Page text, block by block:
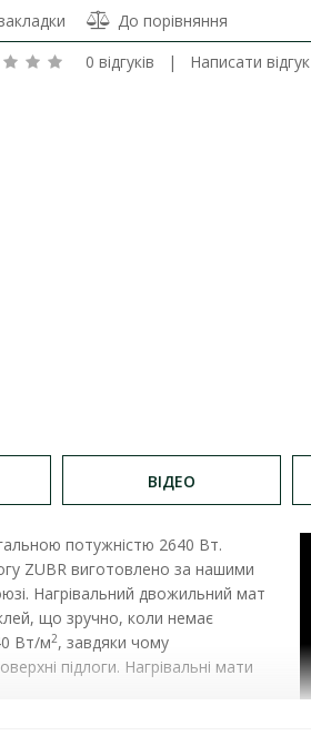
До порівняння
0 відгуків | Написати відгук
ВІДЕО
потужністю 2640 Вт.
ZUBR виготовлено за нашими
Нагрівальний двожильний мат
що зручно, коли немає
Вт/м2, завдяки чому
підлоги. Нагрівальні мати